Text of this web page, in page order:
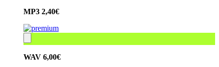
MP3 2,40€
WAV 6,00€